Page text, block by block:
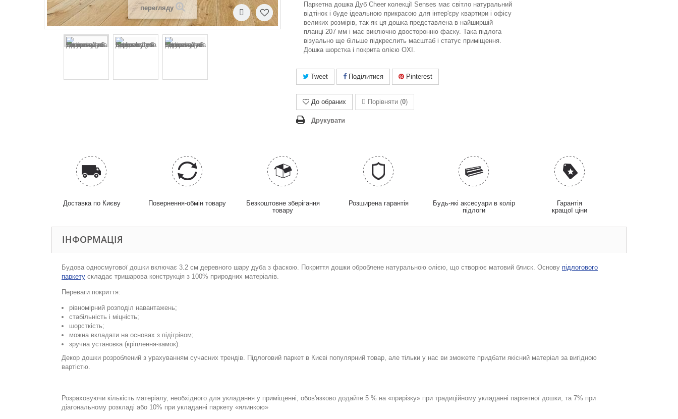
перегляду
Паркетна дошка Дуб Cheer колекції Senses має світло натуральний
відтінок і буде ідеальною прикрасою для інтер'єру квартири і офісу
великих розмірів, так як ця дошка представлена​​ в найширшій
планці 207 мм і має виключно двосторонню фаску. Така підлога
візуально ще більше підкреслить масштаб і статус приміщення.
Дошка шорстка і покрита олією OXI.
Tweet Поділитися Pinterest
До обраних Порівняти (0)
Друкувати
Доставка по Києву Повернення-обмін товару
Безкоштовне зберігання
товару
Розширена гарантія
Будь-які аксесуари в колір
підлоги
Гарантія
кращої ціни
ІНФОРМАЦІЯ
Будова односмугової дошки включає 3.2 см деревного шару дуба з фаскою. Покриття дошки оброблене натуральною олією, що створює матовий блиск. Основу підлогового
паркету складає тришарова конструкція з 100% природних матеріалів.
Переваги покриття:
рівномірний розподіл навантажень;
стабільність і міцність;
шорсткість;
можна вкладати на основах з підігрівом;
зручна установка (кріплення-замок).
Декор дошки розроблений з урахуванням сучасних трендів. Підлоговий паркет в Києві популярний товар, але тільки у нас ви зможете придбати якісний матеріал за вигідною
вартістю.
Розраховуючи кількість матеріалу, необхідного для укладання у приміщенні, обов'язково додайте 5 % на «прирізку» при традиційному укладанні паркетної дошки, та 7% при
діагональному розкладі або 10% при укладанні паркету «ялинкою»